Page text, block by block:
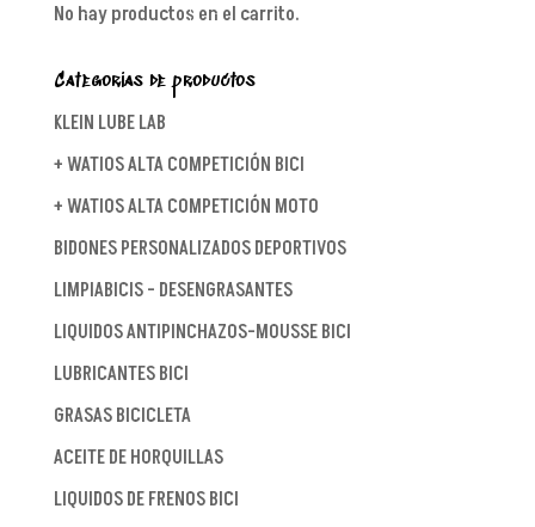
No hay productos en el carrito.
Categorías de productos
KLEIN LUBE LAB
+ WATIOS ALTA COMPETICIÓN BICI
+ WATIOS ALTA COMPETICIÓN MOTO
BIDONES PERSONALIZADOS DEPORTIVOS
LIMPIABICIS - DESENGRASANTES
LIQUIDOS ANTIPINCHAZOS-MOUSSE BICI
LUBRICANTES BICI
GRASAS BICICLETA
ACEITE DE HORQUILLAS
LIQUIDOS DE FRENOS BICI